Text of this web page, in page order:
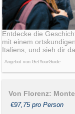
Entdecke die
mit einem
Italiens, und sieh dir
Angebot von GetYourGuide
Von Florenz:
€97,75 pro Person